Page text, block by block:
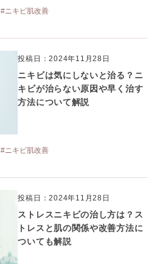
#ニキビ肌改善
投稿日：2024年11月28日
ニキビは気にしないと治る？ニ
キビが治らない原因や早く治す
方法について解説
#ニキビ肌改善
投稿日：2024年11月28日
ストレスニキビの治し方は？ス
トレスと肌の関係や改善方法に
ついても解説